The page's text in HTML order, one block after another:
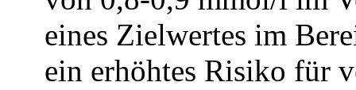
eines Zielwertes im
ein erhöhtes Risiko für